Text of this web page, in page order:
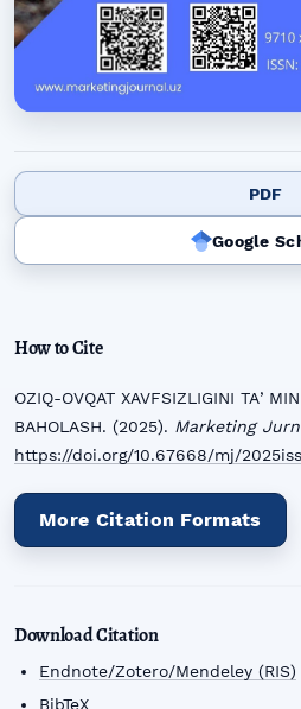
PDF
Google
How to Cite
OZIQ-OVQAT XAVFSIZLIGINI
BAHOLASH. (2025). Marketing
https://doi.org/10.67668/mj/
More Citation Formats
Download Citation
Endnote/Zotero/Mendeley (RIS)
BibTeX